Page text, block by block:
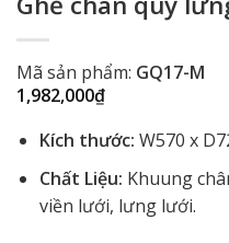
Mã sản phẩm: GQ17-M
1,982,000₫
Kích thước: W570 x
Chất Liệu: Khuung
viền lưới, lưng lưới.